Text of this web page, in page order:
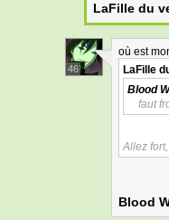
LaFille du
46
où est
LaFille
Blood
faut
Allez
Blood